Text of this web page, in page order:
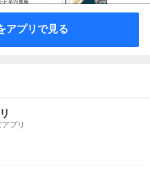
アプリで見る
プリ